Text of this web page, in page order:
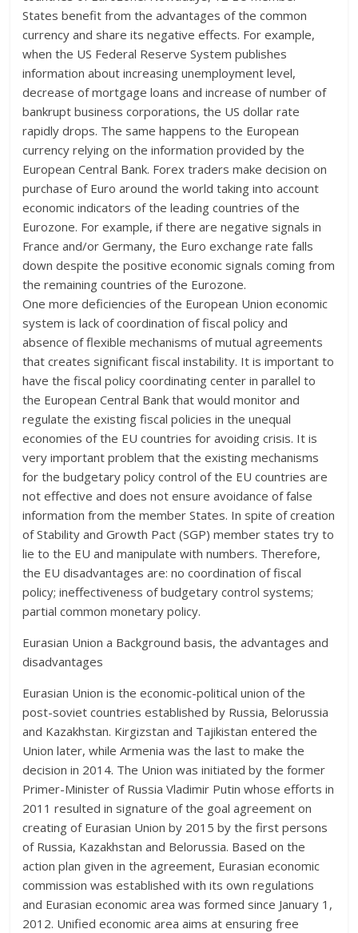
States benefit from the advantages of the common
currency and share its negative effects. For example,
when the US Federal Reserve System publishes
information about increasing unemployment level,
decrease of mortgage loans and increase of number of
bankrupt business corporations, the US dollar rate
rapidly drops. The same happens to the European
currency relying on the information provided by the
European Central Bank. Forex traders make decision on
purchase of Euro around the world taking into account
economic indicators of the leading countries of the
Eurozone. For example, if there are negative signals in
France and/or Germany, the Euro exchange rate falls
down despite the positive economic signals coming from
the remaining countries of the Eurozone.
One more deficiencies of the European Union economic
system is lack of coordination of fiscal policy and
absence of flexible mechanisms of mutual agreements
that creates significant fiscal instability. It is important to
have the fiscal policy coordinating center in parallel to
the European Central Bank that would monitor and
regulate the existing fiscal policies in the unequal
economies of the EU countries for avoiding crisis. It is
very important problem that the existing mechanisms
for the budgetary policy control of the EU countries are
not effective and does not ensure avoidance of false
information from the member States. In spite of creation
of Stability and Growth Pact (SGP) member states try to
lie to the EU and manipulate with numbers. Therefore,
the EU disadvantages are: no coordination of fiscal
policy; ineffectiveness of budgetary control systems;
partial common monetary policy.
Eurasian Union a Background basis, the advantages and
disadvantages
Eurasian Union is the economic-political union of the
post-soviet countries established by Russia, Belorussia
and Kazakhstan. Kirgizstan and Tajikistan entered the
Union later, while Armenia was the last to make the
decision in 2014. The Union was initiated by the former
Primer-Minister of Russia Vladimir Putin whose efforts in
2011 resulted in signature of the goal agreement on
creating of Eurasian Union by 2015 by the first persons
of Russia, Kazakhstan and Belorussia. Based on the
action plan given in the agreement, Eurasian economic
commission was established with its own regulations
and Eurasian economic area was formed since January 1,
2012. Unified economic area aims at ensuring free